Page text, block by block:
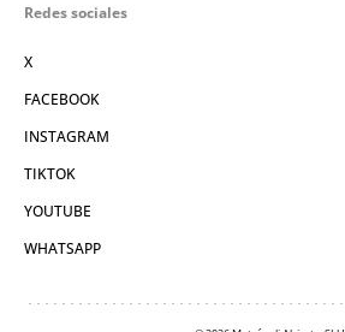
Redes sociales
X
FACEBOOK
INSTAGRAM
TIKTOK
YOUTUBE
WHATSAPP